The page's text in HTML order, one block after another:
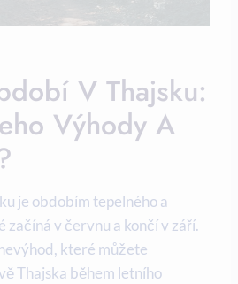
V Thajsku:
Výhody A
je obdobím tepelného a
začíná v červnu a končí v září.
které můžete
Thajska během letního